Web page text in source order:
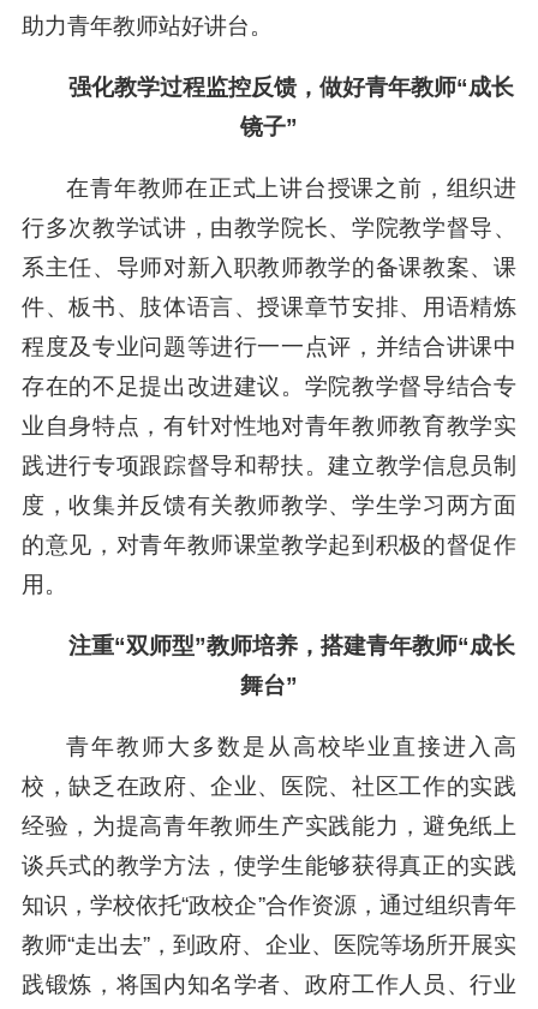
助力青年教师站好讲台。
强化教学过程监控反馈，做好青年教师“成长
镜子”
在青年教师在正式上讲台授课之前，组织进
行多次教学试讲，由教学院长、学院教学督导、
系主任、导师对新入职教师教学的备课教案、课
件、板书、肢体语言、授课章节安排、用语精炼
程度及专业问题等进行一一点评，并结合讲课中
存在的不足提出改进建议。学院教学督导结合专
业自身特点，有针对性地对青年教师教育教学实
践进行专项跟踪督导和帮扶。建立教学信息员制
度，收集并反馈有关教师教学、学生学习两方面
的意见，对青年教师课堂教学起到积极的督促作
用。
注重“双师型”教师培养，搭建青年教师“成长
舞台”
青年教师大多数是从高校毕业直接进入高
校，缺乏在政府、企业、医院、社区工作的实践
经验，为提高青年教师生产实践能力，避免纸上
谈兵式的教学方法，使学生能够获得真正的实践
知识，学校依托“政校企”合作资源，通过组织青年
教师“走出去”，到政府、企业、医院等场所开展实
践锻炼，将国内知名学者、政府工作人员、行业